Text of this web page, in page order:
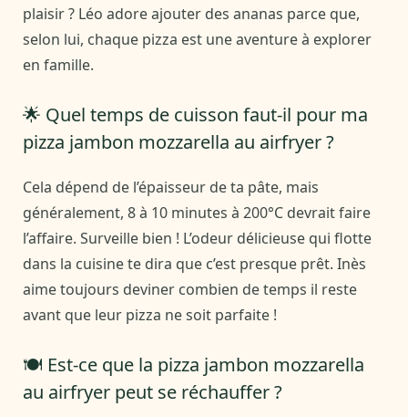
plaisir ? Léo adore ajouter des ananas parce que,
selon lui, chaque pizza est une aventure à explorer
en famille.
🌟 Quel temps de cuisson faut-il pour ma
pizza jambon mozzarella au airfryer ?
Cela dépend de l’épaisseur de ta pâte, mais
généralement, 8 à 10 minutes à 200°C devrait faire
l’affaire. Surveille bien ! L’odeur délicieuse qui flotte
dans la cuisine te dira que c’est presque prêt. Inès
aime toujours deviner combien de temps il reste
avant que leur pizza ne soit parfaite !
🍽️ Est-ce que la pizza jambon mozzarella
au airfryer peut se réchauffer ?